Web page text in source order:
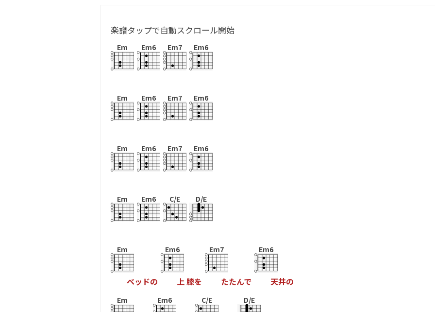
楽譜タップで自動スクロール開始
Em Em6 Em7 Em6
Em Em6 Em7 Em6
Em Em6 Em7 Em6
Em Em6 C/E D/E
Em
ベッ ドの
Em6
上膝を
Em7
たたんで
Em6
天井の
Em Em6 C/E D/E